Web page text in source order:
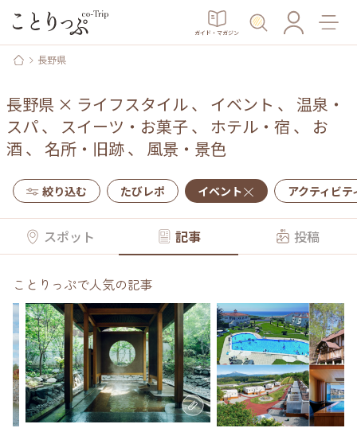
ガイド・マガジン
長野県
長野県 × ライフスタイル、 イベント 、 温泉・
スパ、 スイーツ・お菓子、 ホテル・宿 、 お
酒 、 名所・旧跡、 風景・景色
絞り込む たびレポ イベント アクティビテ
スポット 記事 投稿
ことりっぷで人気の記事